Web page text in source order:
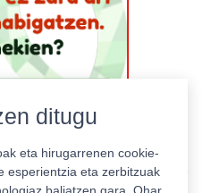
ditugu
eta hirugarrenen cookie-
esperientzia eta zerbitzuak